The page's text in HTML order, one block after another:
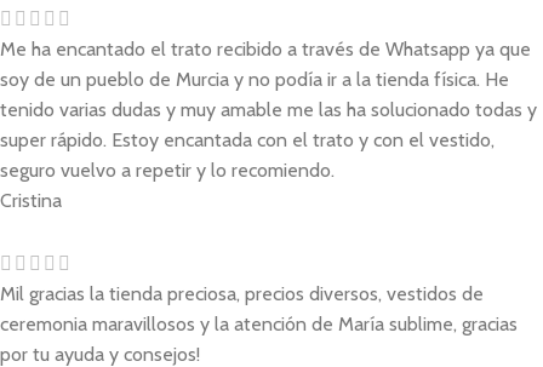
Me ha encantado el trato recibido a través de Whatsapp ya que
soy de un pueblo de Murcia y no podía ir a la tienda física. He
tenido varias dudas y muy amable me las ha solucionado todas y
super rápido. Estoy encantada con el trato y con el vestido,
seguro vuelvo a repetir y lo recomiendo.
Cristina
Mil gracias la tienda preciosa, precios diversos, vestidos de
ceremonia maravillosos y la atención de María sublime, gracias
por tu ayuda y consejos!